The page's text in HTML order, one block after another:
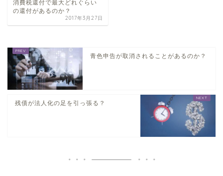
消費税還付で最大どれぐらい
の還付があるのか？
2017年3月27日
青色申告が取消されることがあるのか？
残債が法人化の足を引っ張る？